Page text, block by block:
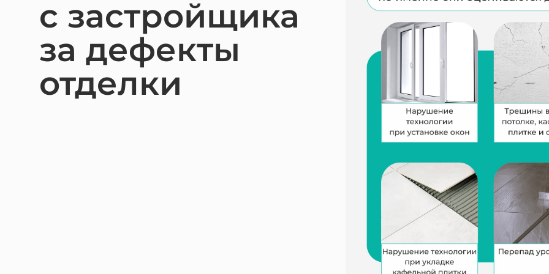
Взыскание компенсации с застройщика
Банкротство физических лиц
Взыскание компенсации с застройщика за дефекты отделки
Взыскание неустойки за нарушение сроков передачи
Юрист в сфере права интеллектуальной собственности
Получение компенсации после заливов и пожаров
Защита интересов работодателя
Коммерческие споры в арбитражном суде
с застройщика
за дефекты
отделки